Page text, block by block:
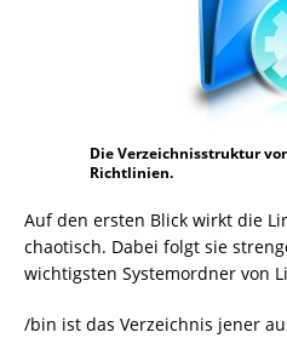
Die Verzeichnisstruktur
Richtlinien.
Auf den ersten Blick wirkt die
chaotisch. Dabei folgt sie
wichtigsten Systemordner von
/bin ist das Verzeichnis jener